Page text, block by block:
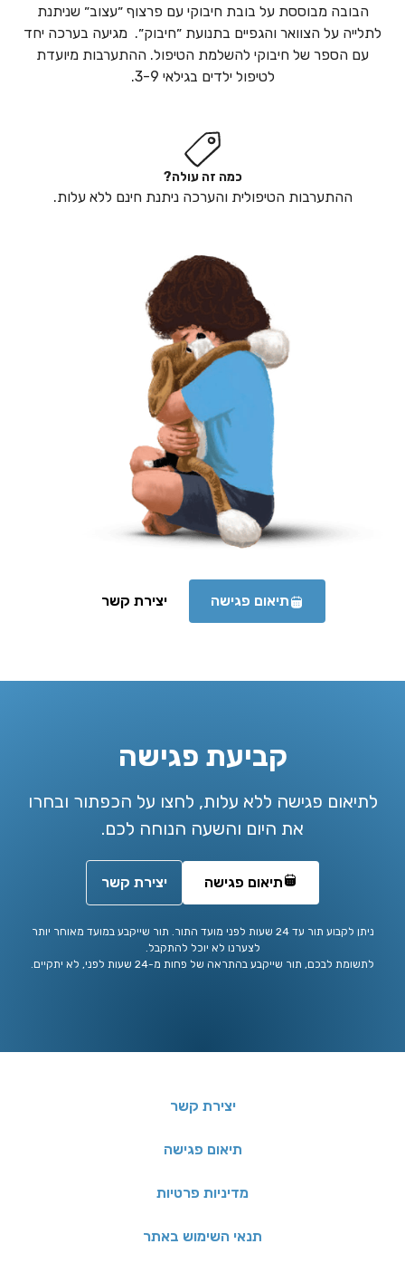
הבובה מבוססת על בובת חיבוקי עם פרצוף ״עצוב״ שניתנת
לתלייה על הצוואר והגפיים בתנועת ״חיבוק״. מגיעה בערכה יחד
עם הספר של חיבוקי להשלמת הטיפול. ההתערבות מיועדת
לטיפול ילדים בגילאי 3-9.
כמה זה עולה?
ההתערבות הטיפולית והערכה ניתנת חינם ללא עלות.
תיאום פגישה יצירת קשר
קביעת פגישה
לתיאום פגישה ללא עלות, לחצו על הכפתור ובחרו
את היום והשעה הנוחה לכם.
תיאום פגישה יצירת קשר
ניתן לקבוע תור עד 24 שעות לפני מועד התור. תור שייקבע במועד מאוחר יותר
לצערנו לא יוכל להתקבל.
לתשומת לבכם, תור שייקבע בהתראה של פחות מ-24 שעות לפני, לא יתקיים.
יצירת קשר
תיאום פגישה
מדיניות פרטיות
תנאי השימוש באתר